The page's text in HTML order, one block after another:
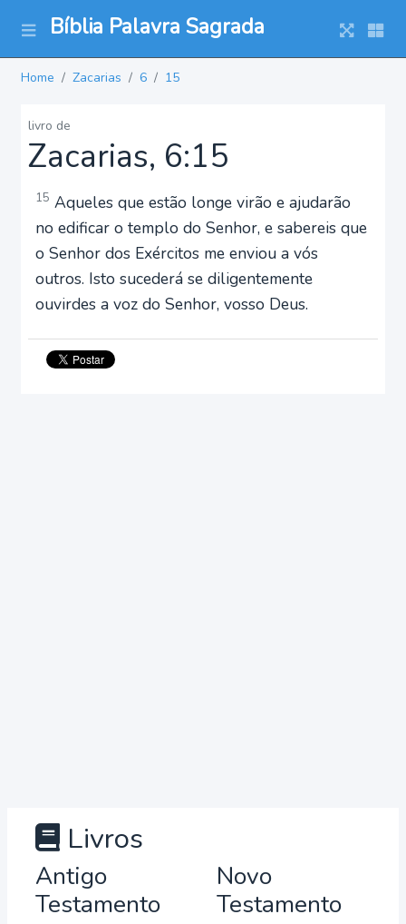
Bíblia Palavra Sagrada
Home Zacarias 6 15
livro de
Zacarias, 6:15
15 Aqueles que estão longe virão e ajudarão
no edificar o templo do Senhor, e sabereis que
o Senhor dos Exércitos me enviou a vós
outros. Isto sucederá se diligentemente
ouvirdes a voz do Senhor, vosso Deus.
Livros
Antigo
Testamento
Novo
Testamento